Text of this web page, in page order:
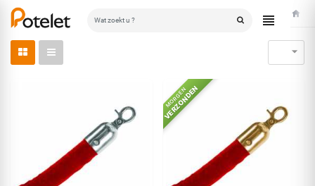
Home

MORGEN
VERZONDEN